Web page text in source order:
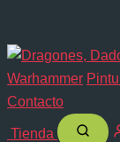
Warhammer
Contacto
Tienda